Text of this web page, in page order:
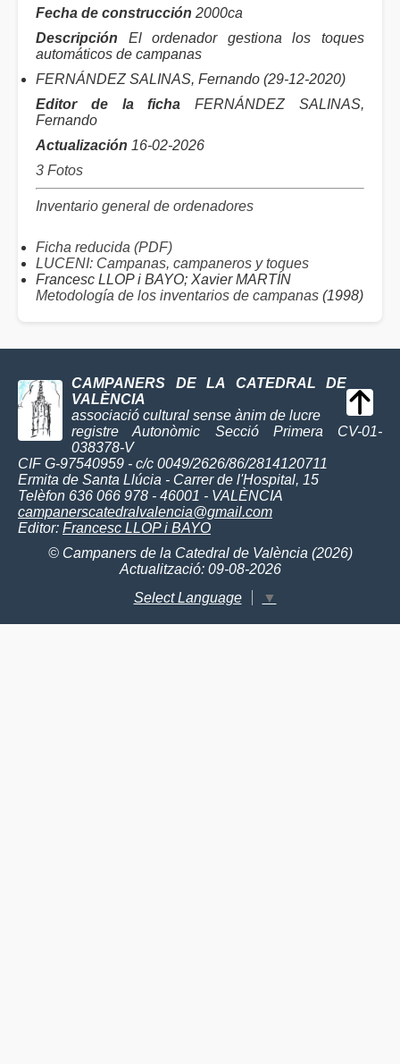
Fecha de construcción 2000ca
Descripción El ordenador gestiona los toques
automáticos de campanas
FERNÁNDEZ SALINAS, Fernando (29-12-2020)
Editor de la ficha FERNÁNDEZ SALINAS,
Fernando
Actualización 16-02-2026
3 Fotos
Inventario general de ordenadores
Ficha reducida (PDF)
LUCENI: Campanas, campaneros y toques
Francesc LLOP i BAYO; Xavier MARTÍN
Metodología de los inventarios de campanas (1998)
CAMPANERS DE LA CATEDRAL DE
VALÈNCIA
associació cultural sense ànim de lucre
registre Autonòmic Secció Primera CV-01-
038378-V
CIF G-97540959 - c/c 0049/2626/86/2814120711
Ermita de Santa Llúcia - Carrer de l'Hospital, 15
Telèfon 636 066 978 - 46001 - VALÈNCIA
campanerscatedralvalencia@gmail.com
Editor: Francesc LLOP i BAYO
© Campaners de la Catedral de València (2026)
Actualització: 09-08-2026
Select Language
▼